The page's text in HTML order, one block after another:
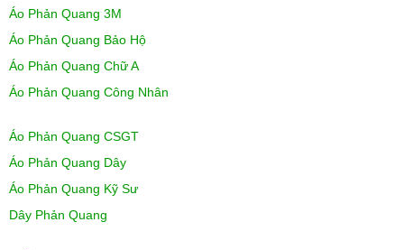
Áo Phản Quang 3M
Áo Phản Quang Bảo Hộ
Áo Phản Quang Chữ A
Áo Phản Quang Công Nhân
Áo Phản Quang CSGT
Áo Phản Quang Dây
Áo Phản Quang Kỹ Sư
Dây Phản Quang